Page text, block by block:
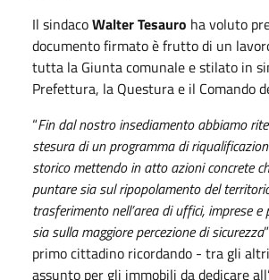
Il sindacoWalter Tesauro ha voluto
documento firmato è frutto di un
tutta la Giunta comunale e stilato in
Prefettura, la Questura e il Comando
“Fin dal nostro insediamento abbiamo
stesura di un programma di
storico mettendo in atto azioni concrete
puntare sia sul ripopolamento del
trasferimento nell’area di uffici, imprese
sia sulla maggiore percezione di sicurezza
primo cittadino ricordando - tra gli
assunto per gli immobili da dedicare